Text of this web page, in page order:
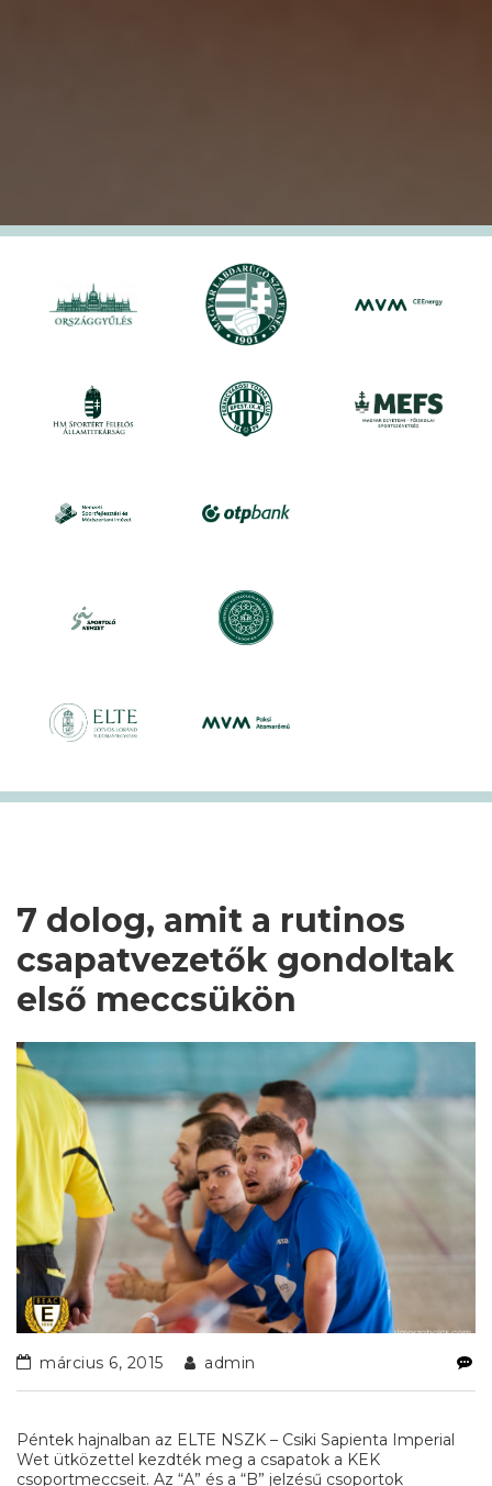
7 dolog, amit a rutinos
csapatvezetők gondoltak
első meccsükön
március 6, 2015 admin
Péntek hajnalban az ELTE NSZK – Csiki Sapienta Imperial
Wet ütközettel kezdték meg a csapatok a KEK
csoportmeccseit. Az “A” és a “B” jelzésű csoportok